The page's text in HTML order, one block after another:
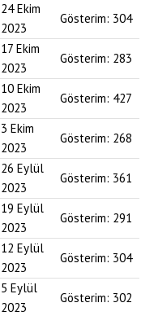
24 Ekim
2023
Gösterim: 304
17 Ekim
2023
Gösterim: 283
10 Ekim
2023
Gösterim: 427
3 Ekim
2023
Gösterim: 268
26 Eylül
2023
Gösterim: 361
19 Eylül
2023
Gösterim: 291
12 Eylül
2023
Gösterim: 304
5 Eylül
2023
Gösterim: 302